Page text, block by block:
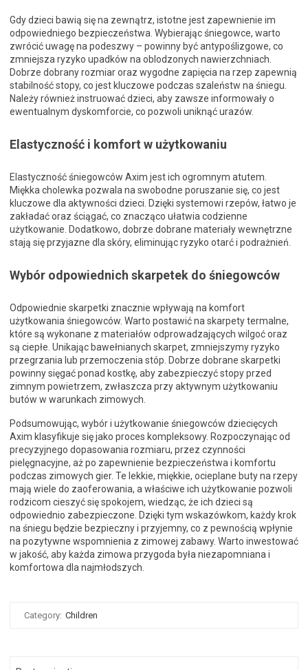
Gdy dzieci bawią się na zewnątrz, istotne jest zapewnienie im
odpowiedniego bezpieczeństwa. Wybierając śniegowce, warto
zwrócić uwagę na podeszwy – powinny być antypoślizgowe, co
zmniejsza ryzyko upadków na oblodzonych nawierzchniach.
Dobrze dobrany rozmiar oraz wygodne zapięcia na rzep zapewnią
stabilność stopy, co jest kluczowe podczas szaleństw na śniegu.
Należy również instruować dzieci, aby zawsze informowały o
ewentualnym dyskomforcie, co pozwoli uniknąć urazów.
Elastyczność i komfort w użytkowaniu
Elastyczność śniegowców Axim jest ich ogromnym atutem.
Miękka cholewka pozwala na swobodne poruszanie się, co jest
kluczowe dla aktywności dzieci. Dzięki systemowi rzepów, łatwo je
zakładać oraz ściągać, co znacząco ułatwia codzienne
użytkowanie. Dodatkowo, dobrze dobrane materiały wewnętrzne
stają się przyjazne dla skóry, eliminując ryzyko otarć i podrażnień.
Wybór odpowiednich skarpetek do śniegowców
Odpowiednie skarpetki znacznie wpływają na komfort
użytkowania śniegowców. Warto postawić na skarpety termalne,
które są wykonane z materiałów odprowadzających wilgoć oraz
są ciepłe. Unikając bawełnianych skarpet, zmniejszymy ryzyko
przegrzania lub przemoczenia stóp. Dobrze dobrane skarpetki
powinny sięgać ponad kostkę, aby zabezpieczyć stopy przed
zimnym powietrzem, zwłaszcza przy aktywnym użytkowaniu
butów w warunkach zimowych.
Podsumowując, wybór i użytkowanie śniegowców dziecięcych
Axim klasyfikuje się jako proces kompleksowy. Rozpoczynając od
precyzyjnego dopasowania rozmiaru, przez czynności
pielęgnacyjne, aż po zapewnienie bezpieczeństwa i komfortu
podczas zimowych gier. Te lekkie, miękkie, ocieplane buty na rzepy
mają wiele do zaoferowania, a właściwe ich użytkowanie pozwoli
rodzicom cieszyć się spokojem, wiedząc, że ich dzieci są
odpowiednio zabezpieczone. Dzięki tym wskazówkom, każdy krok
na śniegu będzie bezpieczny i przyjemny, co z pewnością wpłynie
na pozytywne wspomnienia z zimowej zabawy. Warto inwestować
w jakość, aby każda zimowa przygoda była niezapomniana i
komfortowa dla najmłodszych.
Category: Children